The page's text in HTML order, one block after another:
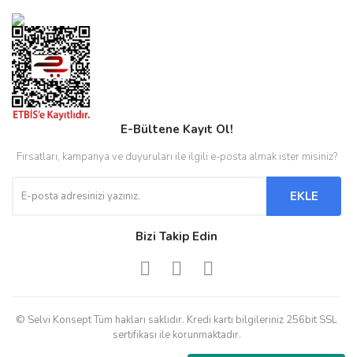
E-Bültene Kayıt Ol!
Fırsatları, kampanya ve duyuruları ile ilgili e-posta almak ister misiniz?
EKLE
Bizi Takip Edin
© Selvi Konsept Tüm hakları saklıdır. Kredi kartı bilgileriniz 256bit SSL
sertifikası ile korunmaktadır.